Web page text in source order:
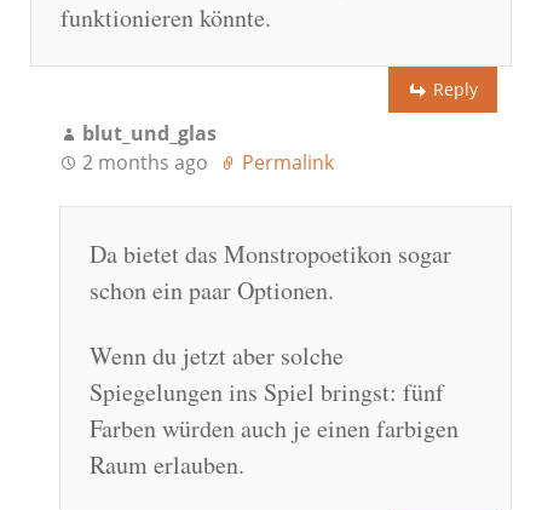
funktionieren könnte.
Reply
blut_und_glas
2 months ago
Permalink
Da bietet das Monstropoetikon sogar
schon ein paar Optionen.
Wenn du jetzt aber solche
Spiegelungen ins Spiel bringst: fünf
Farben würden auch je einen farbigen
Raum erlauben.